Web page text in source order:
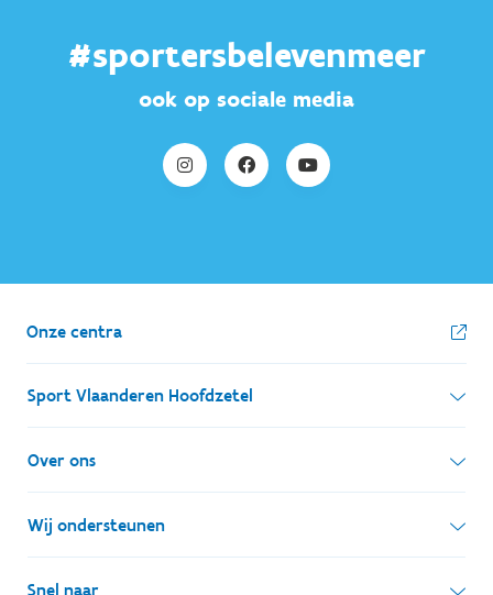
#sportersbelevenmeer
ook op sociale media
Onze centra
Sport Vlaanderen Hoofdzetel
Simon Bolivarlaan 17
1000 Brussel
Ondernemingsnummer: BE 0248.142.826
Over ons
Wie zijn we, wat doen we
Onze centra
Wij ondersteunen
Lokale besturen
Snel naar